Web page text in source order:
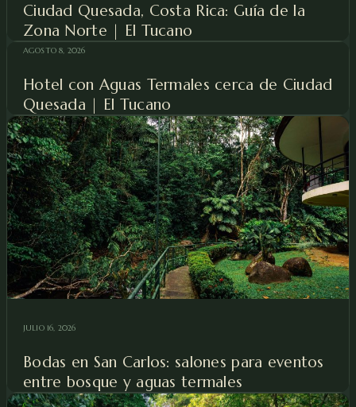
Ciudad Quesada, Costa Rica: Guía de la
Zona Norte | El Tucano
AGOSTO 8, 2026
Hotel con Aguas Termales cerca de Ciudad
Quesada | El Tucano
JULIO 16, 2026
Bodas en San Carlos: salones para eventos
entre bosque y aguas termales